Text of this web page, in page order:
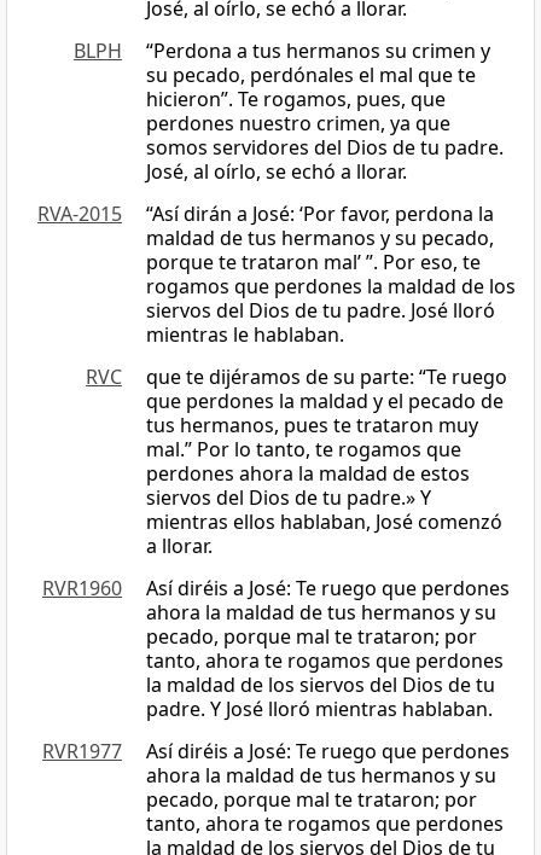
José, al oírlo, se echó a llorar.
BLPH
“Perdona a tus hermanos su crimen y
su pecado, perdónales el mal que te
hicieron”. Te rogamos, pues, que
perdones nuestro crimen, ya que
somos servidores del Dios de tu padre.
José, al oírlo, se echó a llorar.
RVA-2015
“Así dirán a José: ‘Por favor, perdona la
maldad de tus hermanos y su pecado,
porque te trataron mal’ ”. Por eso, te
rogamos que perdones la maldad de los
siervos del Dios de tu padre. José lloró
mientras le hablaban.
RVC
que te dijéramos de su parte: “Te ruego
que perdones la maldad y el pecado de
tus hermanos, pues te trataron muy
mal.” Por lo tanto, te rogamos que
perdones ahora la maldad de estos
siervos del Dios de tu padre.» Y
mientras ellos hablaban, José comenzó
a llorar.
RVR1960
Así diréis a José: Te ruego que perdones
ahora la maldad de tus hermanos y su
pecado, porque mal te trataron; por
tanto, ahora te rogamos que perdones
la maldad de los siervos del Dios de tu
padre. Y José lloró mientras hablaban.
RVR1977
Así diréis a José: Te ruego que perdones
ahora la maldad de tus hermanos y su
pecado, porque mal te trataron; por
tanto, ahora te rogamos que perdones
la maldad de los siervos del Dios de tu